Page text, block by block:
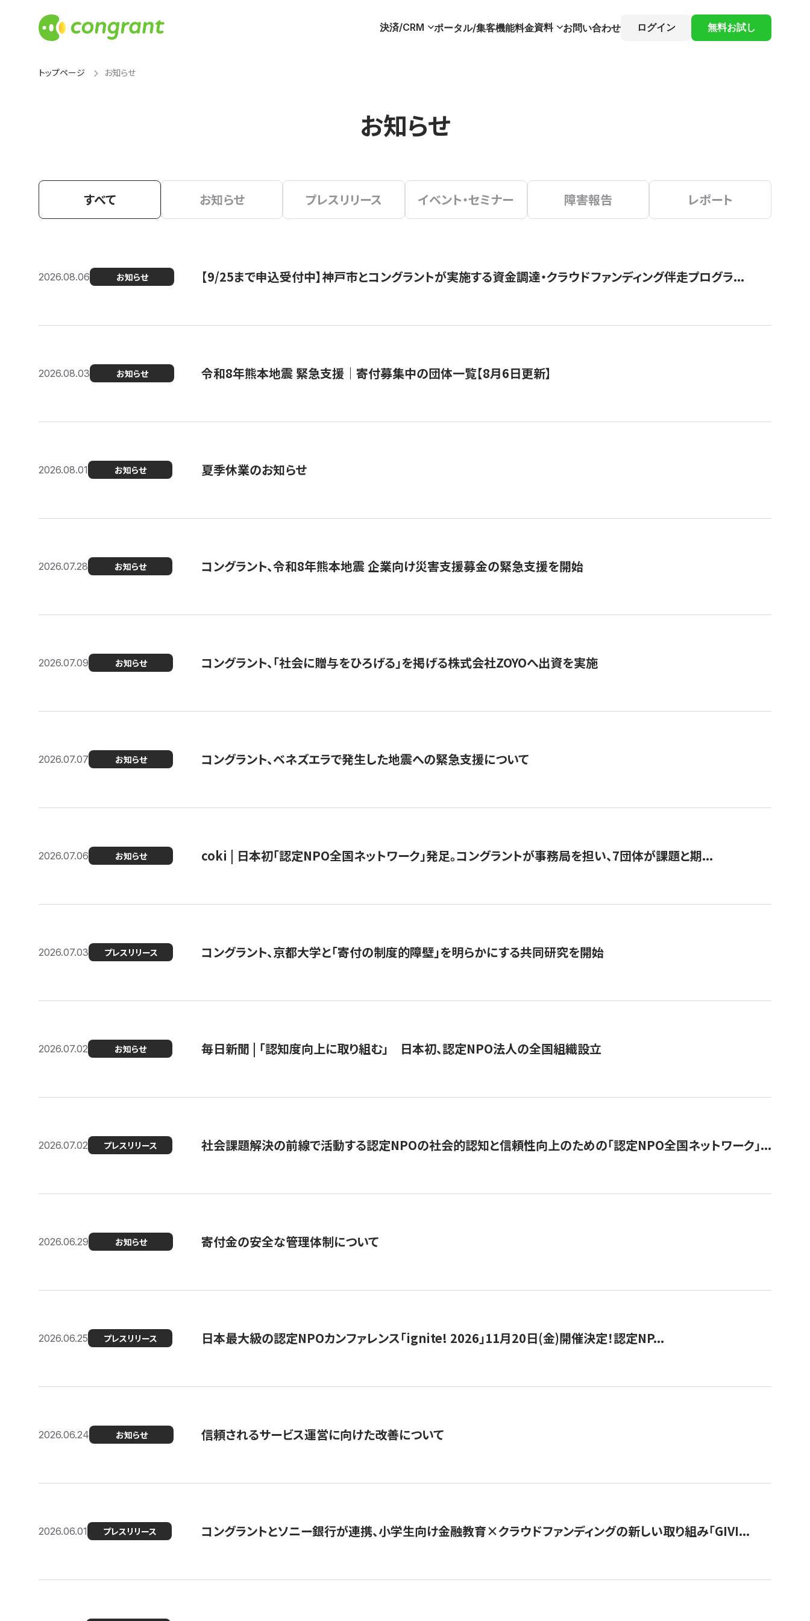
決済/CRM ポータル/集客機能料金資料 お問い合わせ ログイン 無料お試し
トップページ お知らせ
お知らせ
すべて お知らせ プレスリリース イベント・セミナー 障害報告 レポート
2026.08.06 お知らせ 【9/25まで申込受付中】神戸市とコングラントが実施する資金調達・クラウドファンディング伴走プログラ...
2026.08.03 お知らせ 令和8年熊本地震 緊急支援｜寄付募集中の団体一覧【8月6日更新】
2026.08.01 お知らせ 夏季休業のお知らせ
2026.07.28 お知らせ コングラント、令和8年熊本地震 企業向け災害支援募金の緊急支援を開始
2026.07.09 お知らせ コングラント、「社会に贈与をひろげる」を掲げる株式会社ZOYOへ出資を実施
2026.07.07 お知らせ コングラント、ベネズエラで発生した地震への緊急支援について
2026.07.06 お知らせ coki | 日本初「認定NPO全国ネットワーク」発足。コングラントが事務局を担い、7団体が課題と期...
2026.07.03 プレスリリース コングラント、京都大学と「寄付の制度的障壁」を明らかにする共同研究を開始
2026.07.02 お知らせ 毎日新聞 | 「認知度向上に取り組む」 日本初、認定NPO法人の全国組織設立
2026.07.02 プレスリリース 社会課題解決の前線で活動する認定NPOの社会的認知と信頼性向上のための「認定NPO全国ネットワーク」...
2026.06.29 お知らせ 寄付金の安全な管理体制について
2026.06.25 プレスリリース 日本最大級の認定NPOカンファレンス「ignite! 2026」11月20日(金)開催決定！認定NP...
2026.06.24 お知らせ 信頼されるサービス運営に向けた改善について
2026.06.01 プレスリリース コングラントとソニー銀行が連携、小学生向け金融教育×クラウドファンディングの新しい取り組み「GIVI...